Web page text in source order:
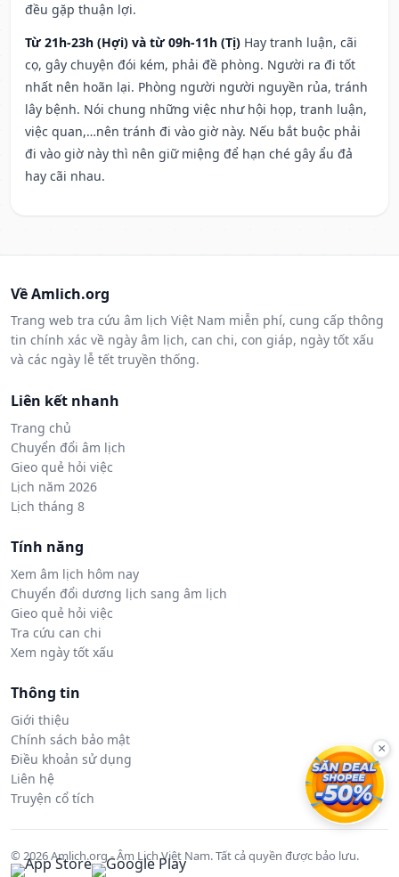
đều gặp thuận lợi.
Từ 21h-23h (Hợi) và từ 09h-11h (Tị) Hay tranh luận, cãi
cọ, gây chuyện đói kém, phải đề phòng. Người ra đi tốt
nhất nên hoãn lại. Phòng người người nguyền rủa, tránh
lây bệnh. Nói chung những việc như hội họp, tranh luận,
việc quan,…nên tránh đi vào giờ này. Nếu bắt buộc phải
đi vào giờ này thì nên giữ miệng để hạn ché gây ẩu đả
hay cãi nhau.
Về Amlich.org
Trang web tra cứu âm lịch Việt Nam miễn phí, cung cấp thông
tin chính xác về ngày âm lịch, can chi, con giáp, ngày tốt xấu
và các ngày lễ tết truyền thống.
Liên kết nhanh
Trang chủ
Chuyển đổi âm lịch
Gieo quẻ hỏi việc
Lịch năm 2026
Lịch tháng 8
Tính năng
Xem âm lịch hôm nay
Chuyển đổi dương lịch sang âm lịch
Gieo quẻ hỏi việc
Tra cứu can chi
Xem ngày tốt xấu
Thông tin
Giới thiệu
Chính sách bảo mật
Điều khoản sử dụng
Liên hệ
Truyện cổ tích
© 2026 Amlich.org - Âm Lịch Việt Nam. Tất cả quyền được bảo lưu.
×